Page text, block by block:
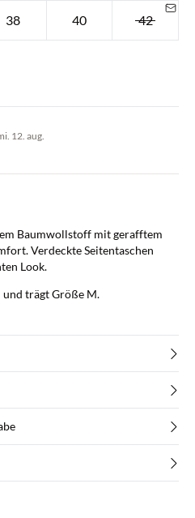
38 40 42
12. aug.
Baumwollstoff mit gerafftem
Verdeckte Seitentaschen
Look.
und trägt Größe M.